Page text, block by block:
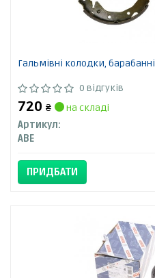
Гальмівні колодки, барабанні
0 відгуків
720 ₴
на складі
Артикул:
ABE
ПРИДБАТИ